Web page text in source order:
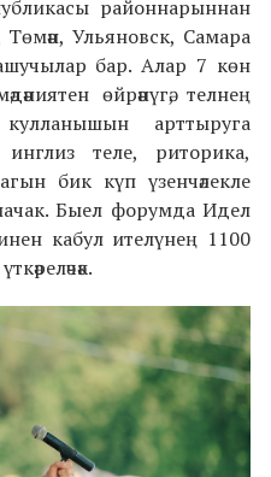
районнарыннан
Ульяновск, Самара
бар. Алар 7 көн
өйрәнүгә, телнең
кулланышын арттыруга
инглиз теле, риторика,
бик күп үзенчәлекле
алачак. Быел форумда Идел
кабул ителүнең 1100